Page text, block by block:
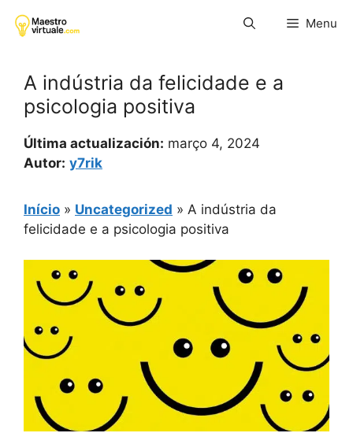
para
Menu
A indústria da felicidade e a
psicologia positiva
Última actualización: março 4, 2024
Autor: y7rik
Início » Uncategorized » A indústria da
felicidade e a psicologia positiva